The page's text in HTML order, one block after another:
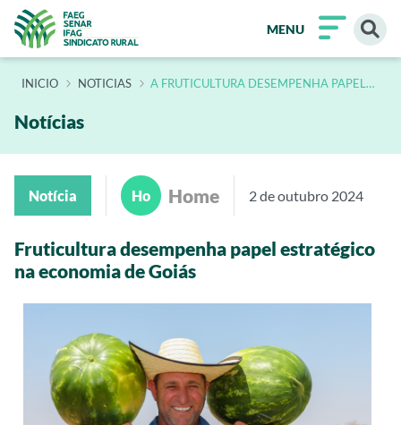
MENU
INÍCIO NOTICIAS A FRUTICULTURA DESEMPENHA PAPEL
Notícias
Notícia Ho Home 2 de outubro 2024
Fruticultura desempenha papel estratégico
na economia de Goiás